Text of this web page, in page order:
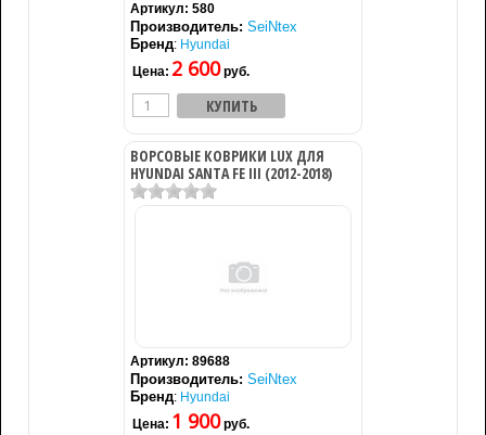
Артикул: 580
Производитель: SeiNtex
Бренд: Hyundai
Цена: 2 600руб.
ВОРСОВЫЕ КОВРИКИ LUX ДЛЯ
HYUNDAI SANTA FE III (2012-2018)
Артикул: 89688
Производитель: SeiNtex
Бренд: Hyundai
Цена: 1 900руб.